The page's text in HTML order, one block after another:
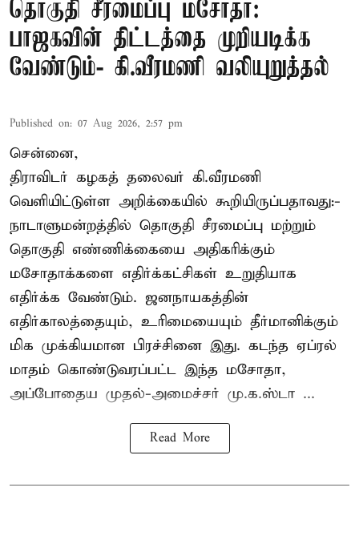
தொகுதி சீரமைப்பு மசோதா:
பாஜகவின் திட்டத்தை முறியடிக்க
வேண்டும்- கி.வீரமணி வலியுறுத்தல்
Published on: 07 Aug 2026, 2:57 pm
சென்னை,
திராவிடர் கழகத் தலைவர் கி.வீரமணி
வெளியிட்டுள்ள அறிக்கையில் கூறியிருப்பதாவது:-
நாடாளுமன்றத்தில் தொகுதி சீரமைப்பு மற்றும்
தொகுதி எண்ணிக்கையை அதிகரிக்கும்
மசோதாக்களை எதிர்க்கட்சிகள் உறுதியாக
எதிர்க்க வேண்டும். ஜனநாயகத்தின்
எதிர்காலத்தையும், உரிமையையும் தீர்மானிக்கும்
மிக முக்கியமான பிரச்சினை இது. கடந்த ஏப்ரல்
மாதம் கொண்டுவரப்பட்ட இந்த மசோதா,
அப்போதைய முதல்-அமைச்சர் மு.க.ஸ்டா ...
Read More